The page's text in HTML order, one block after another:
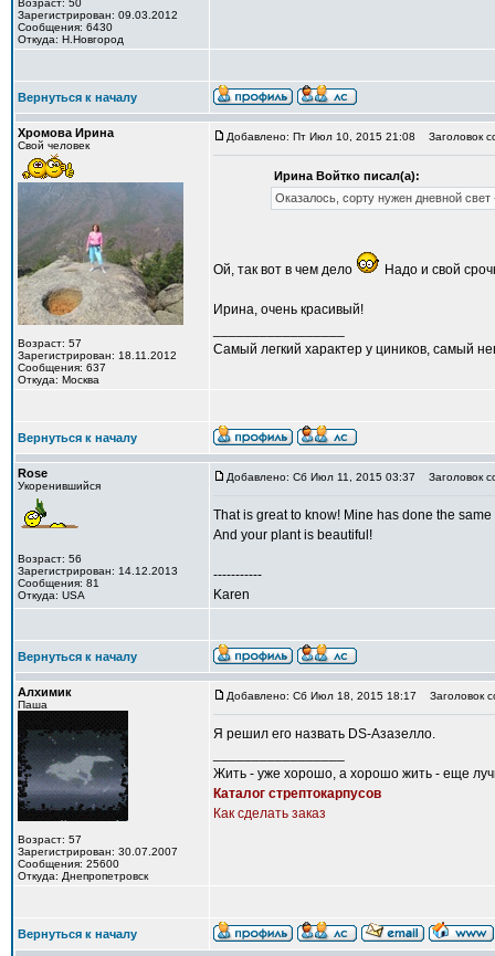
Возраст: 50
Зарегистрирован: 09.03.2012
Сообщения: 6430
Откуда: Н.Новгород
Вернуться к началу
Хромова Ирина
Свой человек
Возраст: 57
Зарегистрирован: 18.11.2012
Сообщения: 637
Откуда: Москва
Добавлено: Пт Июл 10, 2015 21:08 Заголовок
Ирина Войтко писал(а):
Оказалось, сорту нужен дневной
Ой, так вот в чем дело Надо и свой
Ирина, очень красивый!
Самый легкий характер у циников, самый
Вернуться к началу
Rose
Укоренившийся
Возраст: 56
Зарегистрирован: 14.12.2013
Сообщения: 81
Откуда: USA
Добавлено: Сб Июл 11, 2015 03:37 Заголовок
That is great to know! Mine has done the
And your plant is beautiful!
-----------
Karen
Вернуться к началу
Алхимик
Паша
Возраст: 57
Зарегистрирован: 30.07.2007
Сообщения: 25600
Откуда: Днепропетровск
Добавлено: Сб Июл 18, 2015 18:17 Заголовок
Я решил его назвать DS-Азазелло.
Жить - уже хорошо, а хорошо жить - еще
Каталог стрептокарпусов
Как сделать заказ
Вернуться к началу